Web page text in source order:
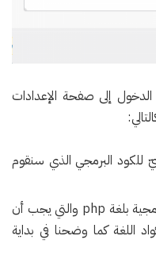
الدخول إلى صفحة الإعدادات
البرمجي الذي سنقوم
الحقل الثاني سنكتب فيه الأكواد البرمجية بلغة php والتي يجب أن
اللغة كما وضحنا في بداية